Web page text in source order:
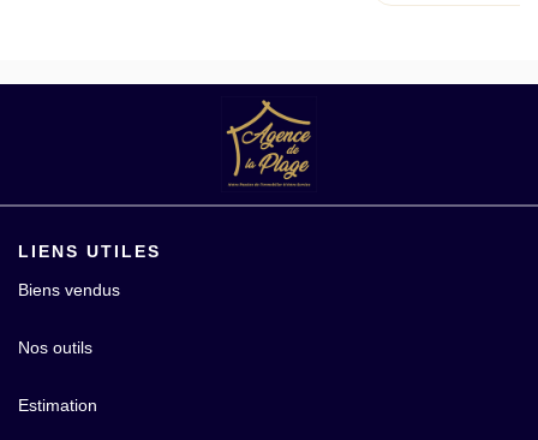
LIENS UTILES
Biens vendus
Nos outils
Estimation